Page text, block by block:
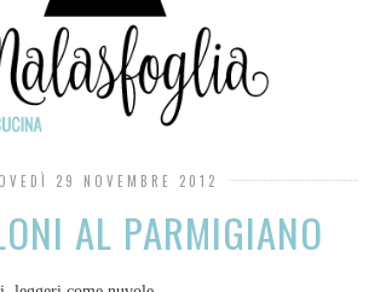
29 NOVEMBRE 2012
AL PARMIGIANO